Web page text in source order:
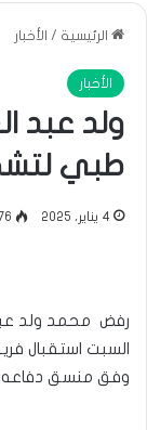
الرئيسية / الأخبار
الأخبار
ولد عبد
طبي
4 يناير، 2025
رفض محمد ولد عبد
السبت استقبال
وفق منسق دفاعه